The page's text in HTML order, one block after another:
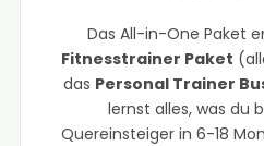
Das All-in-One Paket
Fitnesstrainer Paket
das Personal Trainer
lernst alles, was du
Quereinsteiger in 6-18